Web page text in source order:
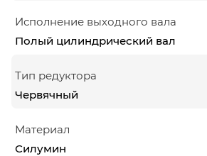
Исполнение выходного вала
Полый цилиндрический вал
Тип редуктора
Червячный
Материал
Силумин